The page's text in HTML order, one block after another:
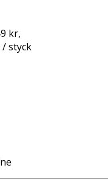
kr,
/ styck